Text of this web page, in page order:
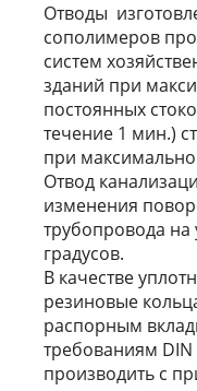
Отводы
сополимеров
систем
зданий при
постоянных
течение 1 мин.)
при
Отвод
изменения
трубопровода на
градусов.
В качестве
резиновые
распорным
требованиям
производить с